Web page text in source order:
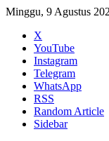
Minggu, 9 Agustus
X
YouTube
Instagram
Telegram
WhatsApp
RSS
Random Article
Sidebar